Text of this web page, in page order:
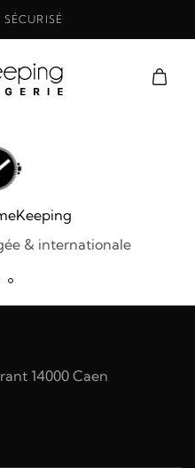
& internationale
14000 Caen